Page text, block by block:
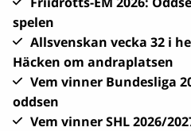
spelen
Allsvenskan vecka 32 i
Häcken om andraplatsen
Vem vinner Bundesliga
oddsen
Vem vinner SHL 2026/